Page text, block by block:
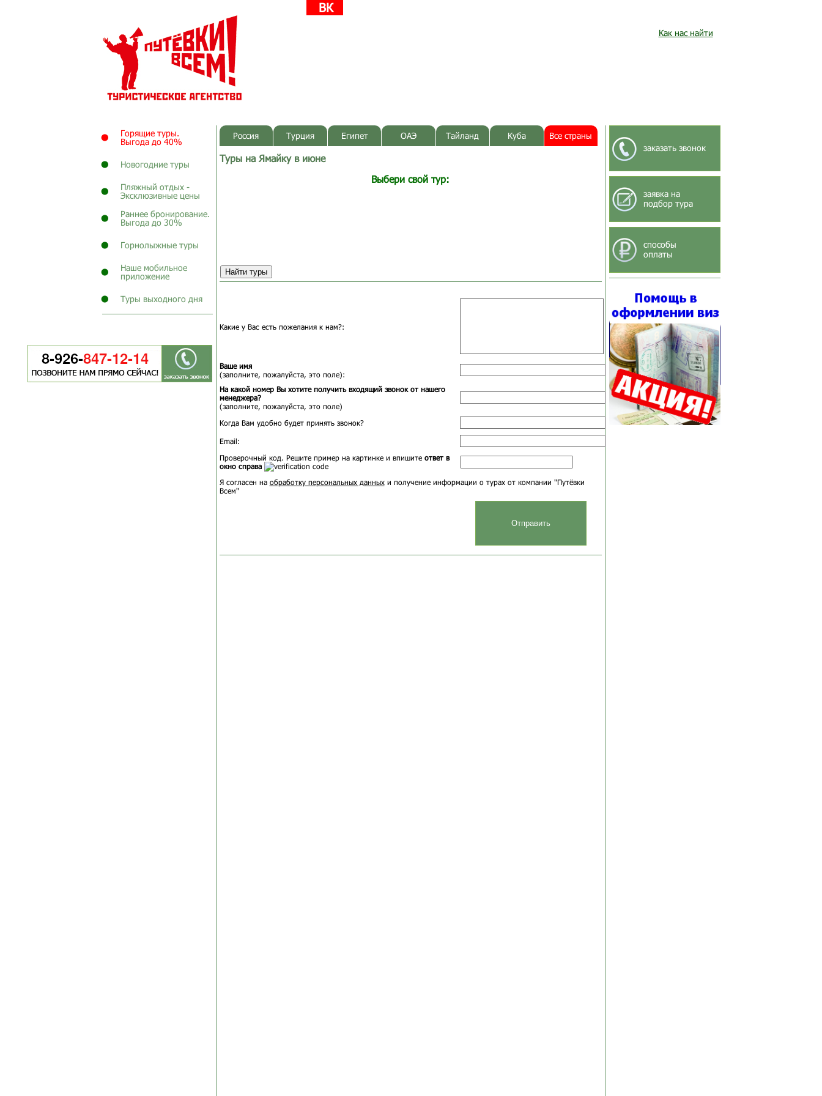
Как нас найти
Горящие туры.
Выгода до 40%
Новогодние туры
Пляжный отдых -
Эксклюзивные цены
Раннее бронирование.
Выгода до 30%
Горнолыжные туры
Наше мобильное
приложение
Туры выходного дня
Россия Турция Египет ОАЭ Тайланд Куба Все страны
Туры на Ямайку в июне
Выбери свой тур:
Какие у Вас есть пожелания к нам?:
Ваше имя
(заполните, пожалуйста, это поле):
На какой номер Вы хотите получить входящий звонок от нашего
менеджера?
(заполните, пожалуйста, это поле)
Когда Вам удобно будет принять звонок?
Email:
Проверочный код. Решите пример на картинке и впишите ответ в
окно справа
Я согласен на обработку персональных данныхи получение информации о турах от компании "Путёвки
Всем"
заказать звонок
заявка на
подбор тура
способы
оплаты
ВК